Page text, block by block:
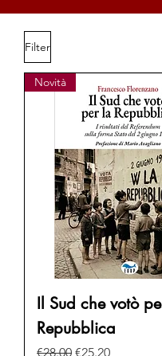
Filter
Novità
Il Sud che votò
Repubblica
Regular Price
€28.00 Sale Price
€25.20